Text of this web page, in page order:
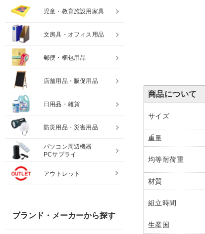
商品について
サイズ
重量
均等耐荷重
材質
組立時間
生産国
児童・教育施設用家具
文房具・オフィス用品
郵便・梱包用品
店舗用品・販促用品
日用品・雑貨
防災用品・災害用品
パソコン周辺機器
PCサプライ
アウトレット
ブランド・メーカーから探す